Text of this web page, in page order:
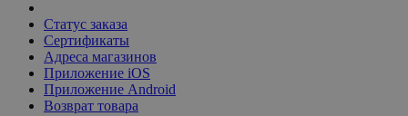
Статус заказа
Сертификаты
Адреса магазинов
Приложение iOS
Приложение Android
Возврат товара